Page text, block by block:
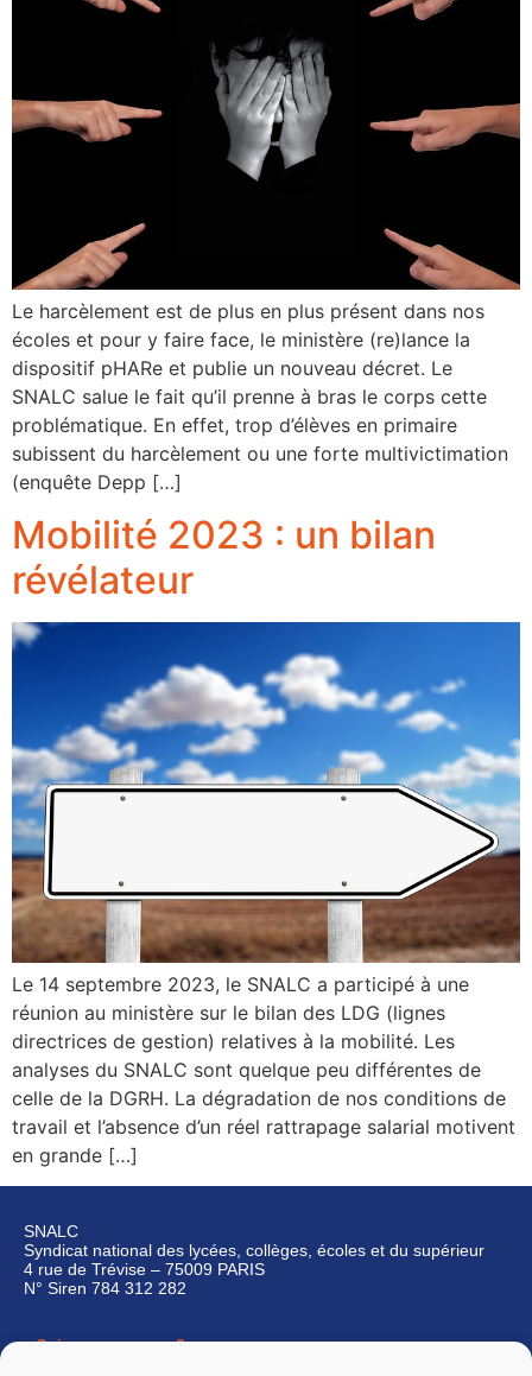
Le harcèlement est de plus en plus présent dans nos
écoles et pour y faire face, le ministère (re)lance la
dispositif pHARe et publie un nouveau décret. Le
SNALC salue le fait qu’il prenne à bras le corps cette
problématique. En effet, trop d’élèves en primaire
subissent du harcèlement ou une forte multivictimation
(enquête Depp […]
Mobilité 2023 : un bilan
révélateur
Le 14 septembre 2023, le SNALC a participé à une
réunion au ministère sur le bilan des LDG (lignes
directrices de gestion) relatives à la mobilité. Les
analyses du SNALC sont quelque peu différentes de
celle de la DGRH. La dégradation de nos conditions de
travail et l’absence d’un réel rattrapage salarial motivent
en grande […]
SNALC
Syndicat national des lycées, collèges, écoles et du supérieur
4 rue de Trévise – 75009 PARIS
N° Siren 784 312 282
Qui sommes-nous ?